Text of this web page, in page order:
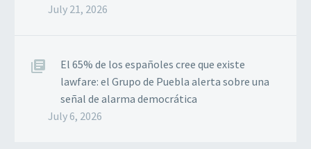
July 21, 2026
El 65% de los españoles cree que existe
lawfare: el Grupo de Puebla alerta sobre una
señal de alarma democrática
July 6, 2026